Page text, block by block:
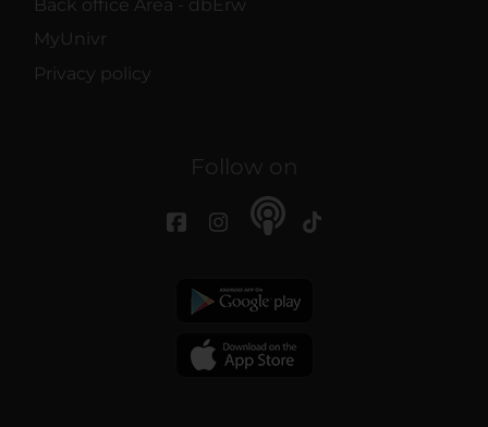
Back office Area - dbErw
MyUnivr
Privacy policy
Follow on